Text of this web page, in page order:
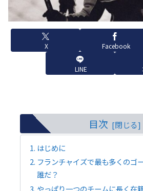
X Facebook
LINE
目次
はじめに
フランチャイズで最も多くのゴ
誰だ？